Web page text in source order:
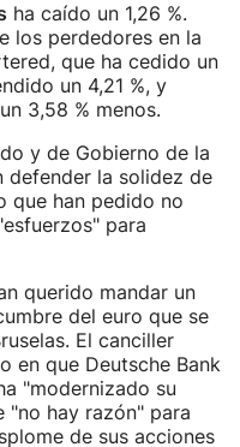
ha caído un 1,26 %.
los perdedores en la
que ha cedido un
un 4,21 %, y
3,58 % menos.
y de Gobierno de la
defender la solidez de
que han pedido no
para
querido mandar un
del euro que se
El canciller
en que Deutsche Bank
"modernizado su
"no hay razón" para
de sus acciones